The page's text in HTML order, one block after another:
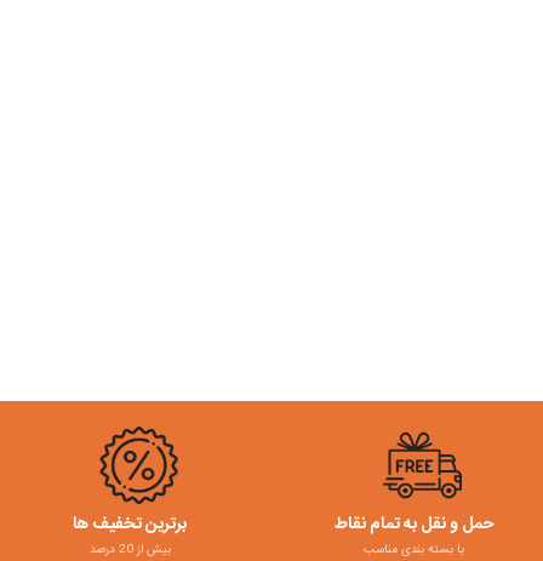
حمل و نقل به تمام نقاط
با بسته بندی مناسب
برترین تخفیف ها
بیش از 20 درصد